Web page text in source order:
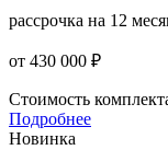
рассрочка на 12
от 430 000 ₽
Стоимость
Подробнее
Новинка